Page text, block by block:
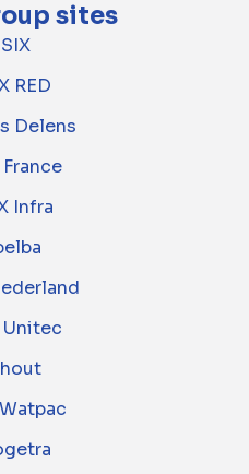
sites
RED
Delens
France
Infra
Unitec